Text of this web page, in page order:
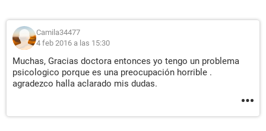
Camila34477
4 feb 2016 a las 15:30
Muchas, Gracias doctora entonces yo tengo un problema
psicologico porque es una preocupación horrible .
agradezco halla aclarado mis dudas.